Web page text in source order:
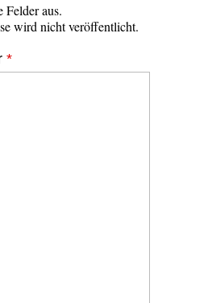
aus.
wird nicht veröffentlicht.
*